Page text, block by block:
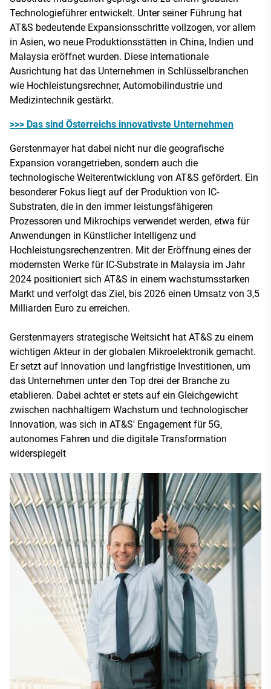
Technologieführer entwickelt. Unter seiner Führung hat
AT&S bedeutende Expansionsschritte vollzogen, vor allem
in Asien, wo neue Produktionsstätten in China, Indien und
Malaysia eröffnet wurden. Diese internationale
Ausrichtung hat das Unternehmen in Schlüsselbranchen
wie Hochleistungsrechner, Automobilindustrie und
Medizintechnik gestärkt.
>>> Das sind Österreichs innovativste Unternehmen
Gerstenmayer hat dabei nicht nur die geografische
Expansion vorangetrieben, sondern auch die
technologische Weiterentwicklung von AT&S gefördert. Ein
besonderer Fokus liegt auf der Produktion von IC-
Substraten, die in den immer leistungsfähigeren
Prozessoren und Mikrochips verwendet werden, etwa für
Anwendungen in Künstlicher Intelligenz und
Hochleistungsrechenzentren. Mit der Eröffnung eines der
modernsten Werke für IC-Substrate in Malaysia im Jahr
2024 positioniert sich AT&S in einem wachstumsstarken
Markt und verfolgt das Ziel, bis 2026 einen Umsatz von 3,5
Milliarden Euro zu erreichen.
Gerstenmayers strategische Weitsicht hat AT&S zu einem
wichtigen Akteur in der globalen Mikroelektronik gemacht.
Er setzt auf Innovation und langfristige Investitionen, um
das Unternehmen unter den Top drei der Branche zu
etablieren. Dabei achtet er stets auf ein Gleichgewicht
zwischen nachhaltigem Wachstum und technologischer
Innovation, was sich in AT&S' Engagement für 5G,
autonomes Fahren und die digitale Transformation
widerspiegelt​